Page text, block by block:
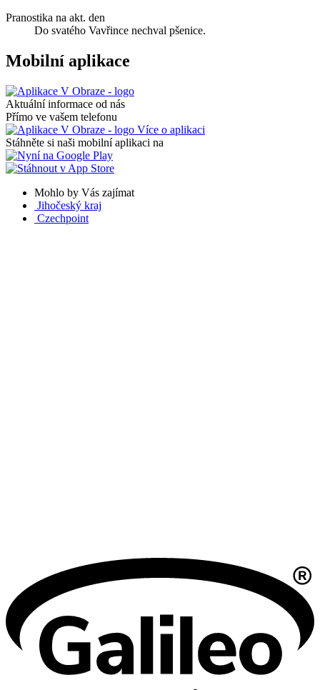
Pranostika na akt. den
Do svatého Vavřince nechval pšenice.
Mobilní aplikace
Aktuální informace od nás
Přímo ve vašem telefonu
Více o aplikaci
Stáhněte si naši mobilní aplikaci na
Mohlo by Vás zajímat
Jihočeský kraj
Czechpoint